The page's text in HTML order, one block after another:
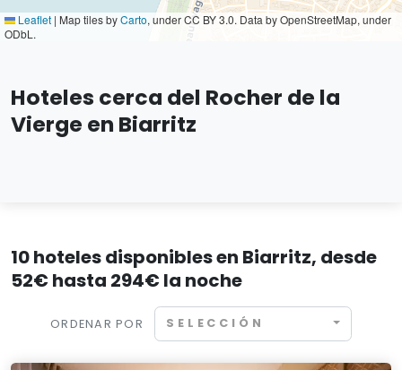
Leaflet | Map tiles byCarto, under CC BY 3.0. Data by OpenStreetMap, under
ODbL.
Hoteles cerca del Rocher de la
Vierge en Biarritz
10 hoteles disponibles en Biarritz, desde
52€ hasta 294€ la noche
ORDENAR POR SELECCIÓN